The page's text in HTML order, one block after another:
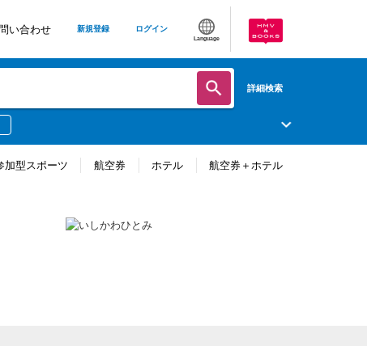
い合わせ 新規登録 ログイン
Language
詳細検索
加型スポーツ 航空券 ホテル 航空券＋ホテル